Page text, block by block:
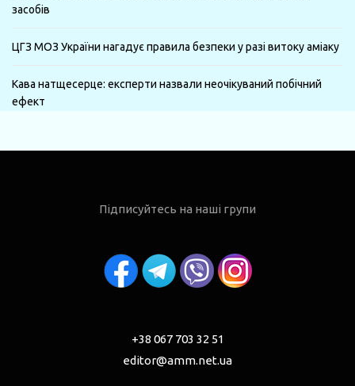
засобів
ЦГЗ МОЗ України нагадує правила безпеки у разі витоку аміаку
Кава натщесерце: експерти назвали неочікуваний побічний
ефект
Підписуйтесь на наші групи
+38 067 703 32 51
editor@amm.net.ua